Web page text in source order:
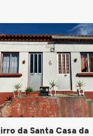
da Santa Casa da